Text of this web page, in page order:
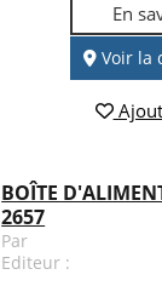
En
Voir la
BOÎTE
2657
Par
Editeur :